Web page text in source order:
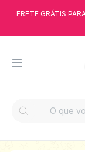
FRETE GRÁTIS